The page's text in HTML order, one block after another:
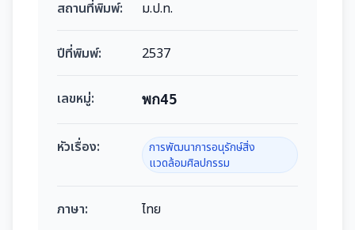
สถานที่พิมพ์: ม.ป.ท.
ปีที่พิมพ์: 2537
เลขหมู่: พก45
หัวเรื่อง:
การพัฒนาการอนุรักษ์สิ่ง
แวดล้อมศิลปกรรม
ภาษา: ไทย